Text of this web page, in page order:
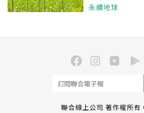
永續地球
聯合線上公司 著作權所